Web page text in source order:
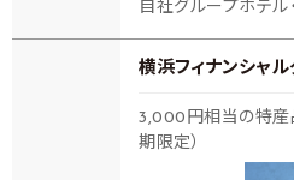
自社グループホテ
横浜フィナンシャル
3,000円相当の特産
期限定）